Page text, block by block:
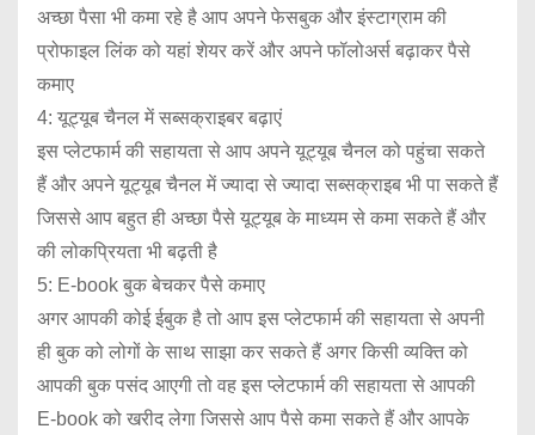
अच्छा पैसा भी कमा रहे है आप अपने फेसबुक और इंस्टाग्राम की
प्रोफाइल लिंक को यहां शेयर करें और अपने फॉलोअर्स बढ़ाकर पैसे
कमाए
4: यूट्यूब चैनल में सब्सक्राइबर बढ़ाएं
इस प्लेटफार्म की सहायता से आप अपने यूट्यूब चैनल को पहुंचा सकते
हैं और अपने यूट्यूब चैनल में ज्यादा से ज्यादा सब्सक्राइब भी पा सकते हैं
जिससे आप बहुत ही अच्छा पैसे यूट्यूब के माध्यम से कमा सकते हैं और
की लोकप्रियता भी बढ़ती है
5: E-book बुक बेचकर पैसे कमाए
अगर आपकी कोई ईबुक है तो आप इस प्लेटफार्म की सहायता से अपनी
ही बुक को लोगों के साथ साझा कर सकते हैं अगर किसी व्यक्ति को
आपकी बुक पसंद आएगी तो वह इस प्लेटफार्म की सहायता से आपकी
E-book को खरीद लेगा जिससे आप पैसे कमा सकते हैं और आपके